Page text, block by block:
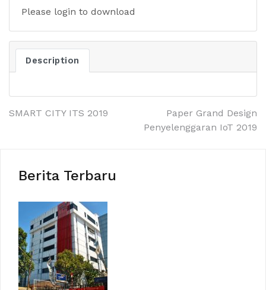
Please login to download
Description
SMART CITY ITS 2019
Paper Grand Design
Penyelenggaran IoT 2019
Berita Terbaru